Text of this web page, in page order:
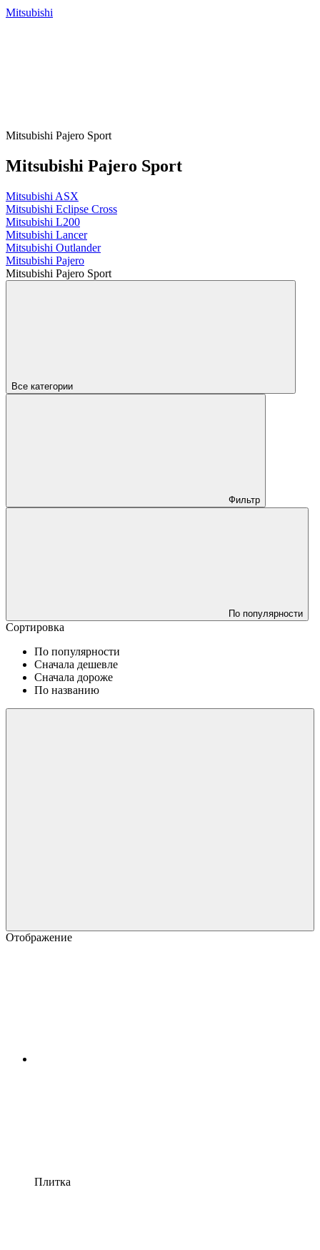
Mitsubishi
Mitsubishi Pajero Sport
Mitsubishi Pajero Sport
Mitsubishi ASX
Mitsubishi Eclipse Cross
Mitsubishi L200
Mitsubishi Lancer
Mitsubishi Outlander
Mitsubishi Pajero
Mitsubishi Pajero Sport
Все категории
Фильтр
По популярности
Сортировка
По популярности
Сначала дешевле
Сначала дороже
По названию
Отображение
Плитка